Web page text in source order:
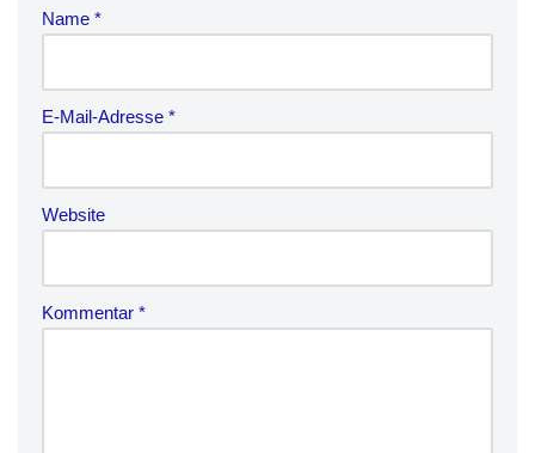
Name *
E-Mail-Adresse *
Website
Kommentar *